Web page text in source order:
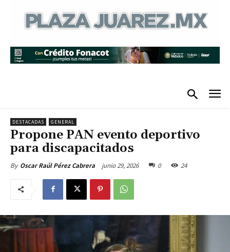
DESTACADAS GENERAL
Propone PAN evento deportivo
para discapacitados
By Oscar Raúl Pérez Cabrera junio 29, 2026 0 24